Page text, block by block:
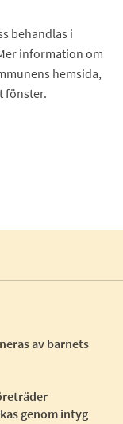
behandlas i
information om
hemsida,
fönster.
av barnets
genom intyg